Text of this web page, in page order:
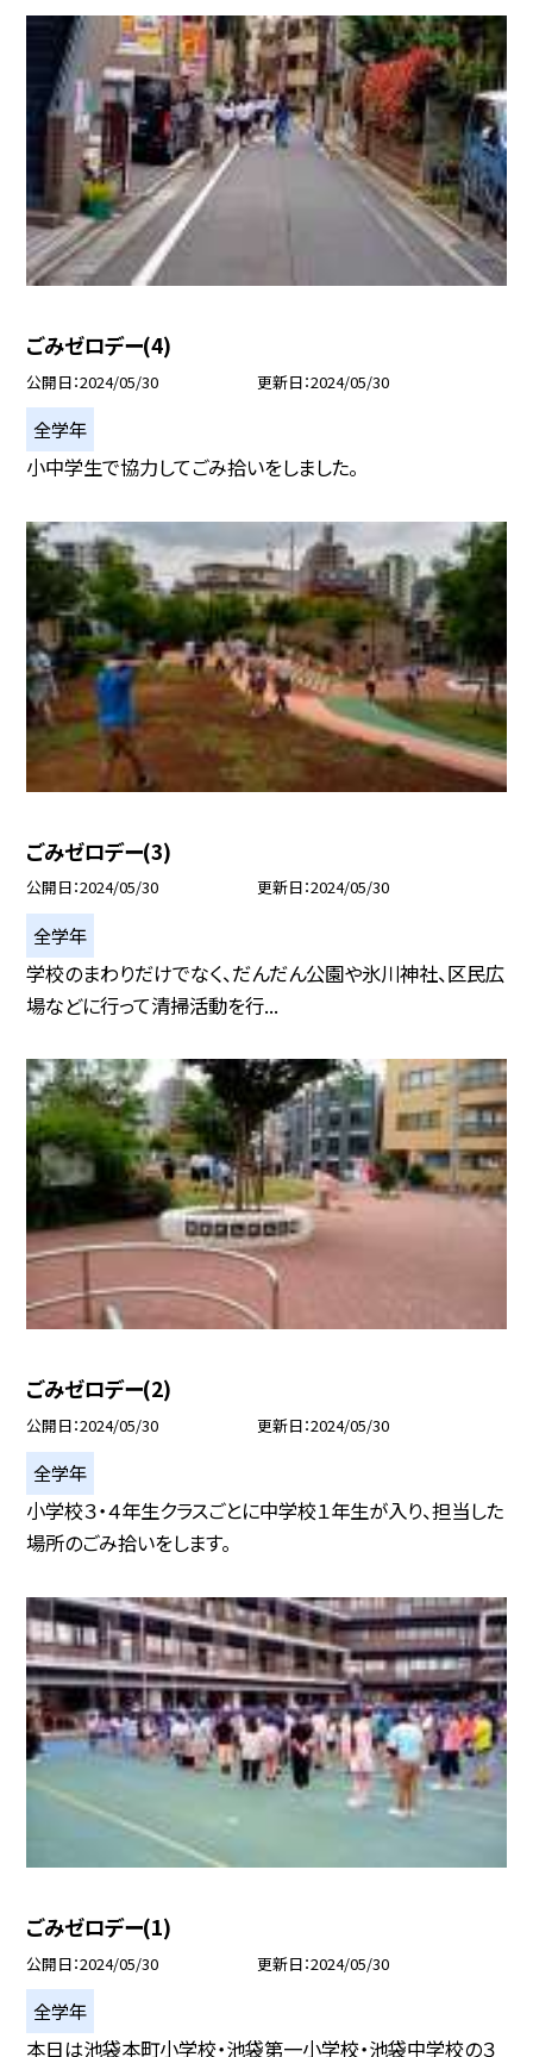
ごみゼロデー(4)
公開日 2024/05/30 更新日 2024/05/30
全学年
小中学生で協力してごみ拾いをしました。
ごみゼロデー(3)
公開日 2024/05/30 更新日 2024/05/30
全学年
学校のまわりだけでなく、だんだん公園や氷川神社、区民広
場などに行って清掃活動を行...
ごみゼロデー(2)
公開日 2024/05/30 更新日 2024/05/30
全学年
小学校３・４年生クラスごとに中学校１年生が入り、担当した
場所のごみ拾いをします。
ごみゼロデー(1)
公開日 2024/05/30 更新日 2024/05/30
全学年
本日は池袋本町小学校・池袋第一小学校・池袋中学校の３